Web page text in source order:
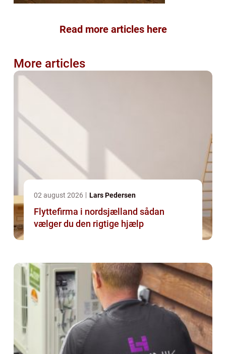
Read more articles here
More articles
02 august 2026 Lars Pedersen
Flyttefirma i nordsjælland sådan
vælger du den rigtige hjælp